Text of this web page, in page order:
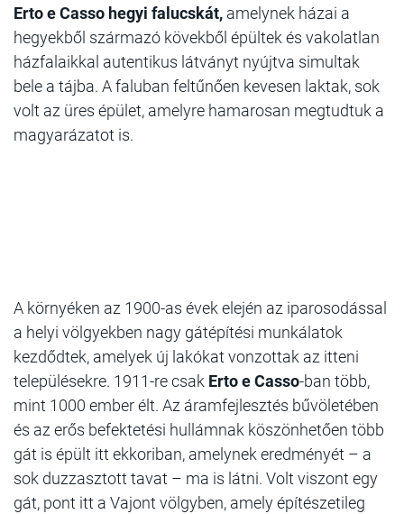
Erto e Casso hegyi falucskát, amelynek házai a
hegyekből származó kövekből épültek és vakolatlan
házfalaikkal autentikus látványt nyújtva simultak
bele a tájba. A faluban feltűnően kevesen laktak, sok
volt az üres épület, amelyre hamarosan megtudtuk a
magyarázatot is.
A környéken az 1900-as évek elején az iparosodással
a helyi völgyekben nagy gátépítési munkálatok
kezdődtek, amelyek új lakókat vonzottak az itteni
településekre. 1911-re csak Erto e Casso-ban több,
mint 1000 ember élt. Az áramfejlesztés bűvöletében
és az erős befektetési hullámnak köszönhetően több
gát is épült itt ekkoriban, amelynek eredményét – a
sok duzzasztott tavat – ma is látni. Volt viszont egy
gát, pont itt a Vajont völgyben, amely építészetileg